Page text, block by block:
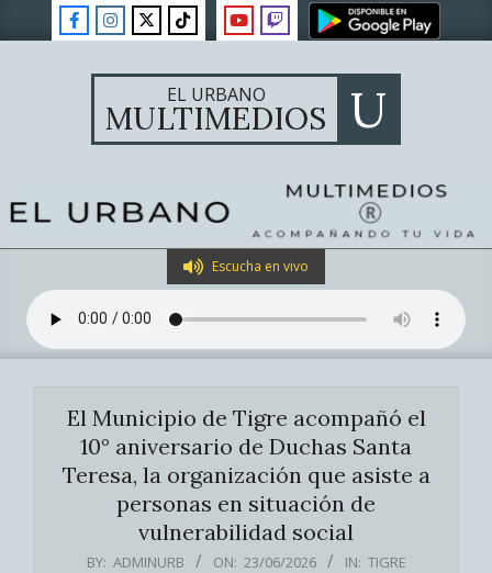
to
EL URBANO
MULTIMEDIOS U
Navigation
Menu
Escucha en vivo
El Municipio de Tigre acompañó el
10° aniversario de Duchas Santa
Teresa, la organización que asiste a
personas en situación de
vulnerabilidad social
BY: ADMINURB ON: 23/06/2026 IN: TIGRE